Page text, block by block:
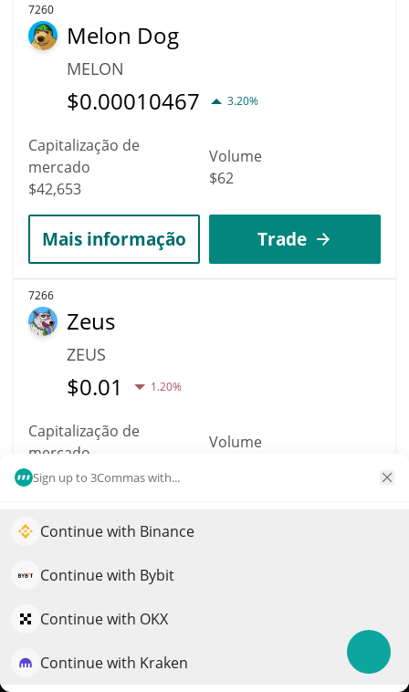
Sign up to 3Commas with...
Continue with Binance
Continue with Bybit
Continue with OKX
Continue with Kraken
7260
Melon Dog
MELON
$0.00010467 3.20%
Capitalização de
mercado
$42,653
Volume
$62
Mais informação Trade
7266
Zeus
ZEUS
$0.01 1.20%
Capitalização de
mercado
$42,635
Volume
Mais informação
7249
SpookySwap
$0.01 3.60%
Impulsione o crescimento do seu portfólio com IA
QuantPilot é uma plataforma completa de estratégias onde
estratégias e conduzem pesquisas de mercado
Experimente grátis